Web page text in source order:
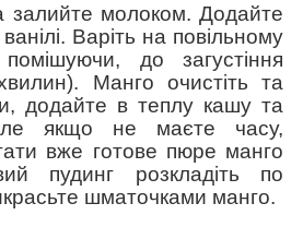
залийте молоком. Додайте
Варіть на повільному
помішуючи, до загустіння
Манго очистіть та
додайте в теплу кашу та
якщо не маєте часу,
вже готове пюре манго
пудинг розкладіть по
шматочками манго.